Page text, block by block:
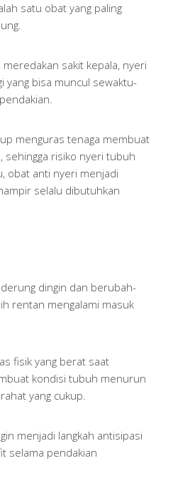
satu obat yang paling
sakit kepala, nyeri
yang bisa muncul sewaktu-
menguras tenaga membuat
risiko nyeri tubuh
obat anti nyeri menjadi
selalu dibutuhkan
dingin dan berubah-
rentan mengalami masuk
fisik yang berat saat
kondisi tubuh menurun
yang cukup.
menjadi langkah antisipasi
selama pendakian